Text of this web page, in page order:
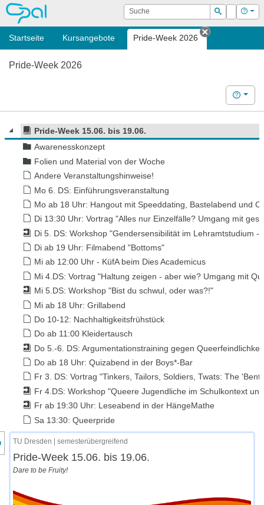
OPAL Suche
Suchen
Login Hilfe
Startseite Kursangebote Pride-Week 2026
Tab
Pride-Week 2026
Hilfe
Pride-Week 15.06. bis 19.06.
Awarenesskonzept
Folien und Material von der Woche
Andere Veranstaltungshinweise!
Mo 6. DS: Einführungsveranstaltung
Mo ab 18 Uhr: Hangout mit Speeddating, Bastelabend und
Di 13:30 Uhr: Vortrag "Alles nur Einzelfälle? Umgang mit
Di 5. DS: Workshop "Gendersensibilität im Lehramtstudium
Di ab 19 Uhr: Filmabend "Bottoms"
Mi ab 12:00 Uhr - KüfA beim Dies Academicus
Mi 4.DS: Vortrag "Haltung zeigen - aber wie? Umgang mit
Mi 5.DS: Workshop "Bist du schwul, oder was?!"
Mi ab 18 Uhr: Grillabend
Do 10-12: Nachhaltigkeitsfrühstück
Do ab 11:00 Kleidertausch
Do 5.-6. DS: Argumentationstraining gegen
Do ab 18 Uhr: Quizabend in der Boys*-Bar
Fr 3. DS: Vortrag "Tinkers, Tailors, Soldiers, Twats: The
Fr 4.DS: Workshop "Queere Jugendliche im Schulkontext
Fr ab 19:30 Uhr: Leseabend in der HängeMathe
Sa 13:30: Queerpride
des Kursmenüs
TU Dresden | semesterübergreifend
Pride-Week 15.06. bis 19.06.
Dare to be Fruity!